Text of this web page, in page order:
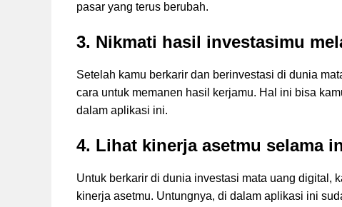
pasar yang terus berubah.
3. Nikmati hasil investasimu
Setelah kamu berkarir dan berinvestasi di dunia
cara untuk memanen hasil kerjamu. Hal ini bisa
dalam aplikasi ini.
4. Lihat kinerja asetmu selama
Untuk berkarir di dunia investasi mata uang digital,
kinerja asetmu. Untungnya, di dalam aplikasi ini